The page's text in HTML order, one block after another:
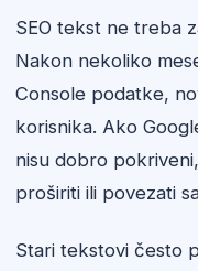
SEO tekst ne treba
Nakon nekoliko
Console podatke,
korisnika. Ako
nisu dobro
proširiti ili povezati
Stari tekstovi često